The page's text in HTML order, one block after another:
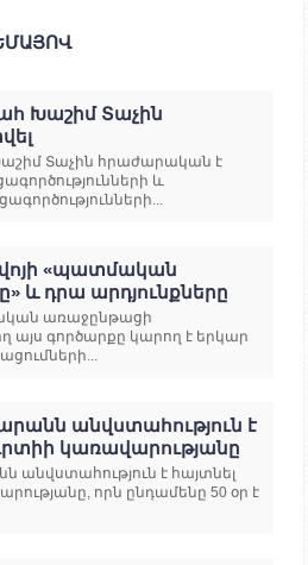
Խաշիմ Տաչին
Տաչին հրաժարական է
և
«պատմական
և դրա արդյունքները
առաջընթացի
այս գործարքը կարող է երկար
անվստահություն է
կառավարությանը
անվստահություն է հայտնել
որն ընդամենը 50 օր է